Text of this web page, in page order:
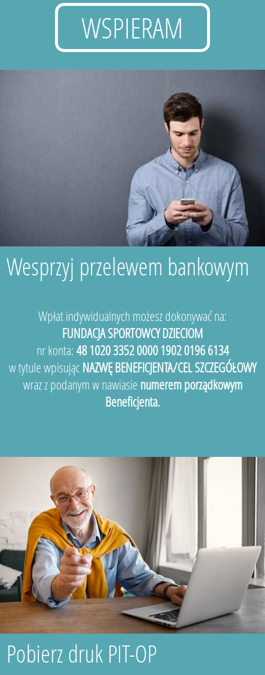
WSPIERAM
Wesprzyj przelewem bankowym
Wpłat indywidualnych możesz dokonywać na:
FUNDACJA SPORTOWCY DZIECIOM
nr konta: 48 1020 3352 0000 1902 0196 6134
w tytule wpisującNAZWĘ BENEFICJENTA/CEL SZCZEGÓŁOWY
wraz z podanym w nawiasie numerem porządkowym
Beneficjenta.
Pobierz druk PIT-OP